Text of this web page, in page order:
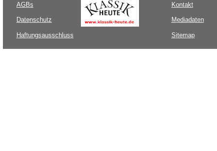
AGBs
Datenschutz
Haftungsausschluss
Kontakt
Mediadaten
Sitemap